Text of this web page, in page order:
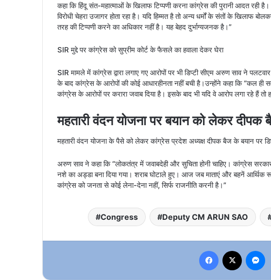
कहा कि हिंदू संत-महात्माओं के खिलाफ टिप्पणी करना कांग्रेस की पुरानी आदत रही
विरोधी चेहरा उजागर होता रहा है। यदि हिम्मत है तो अन्य धर्मों के संतों के खिलाफ
तरह की टिप्पणी करने का अधिकार नहीं है। यह बेहद दुर्भाग्यजनक है।”
SIR मुद्दे पर कांग्रेस को सुप्रीम कोर्ट के फैसले का हवाला देकर घेरा
SIR मामले में कांग्रेस द्वारा लगाए गए आरोपों पर भी डिप्टी सीएम अरुण साव ने
के बाद कांग्रेस के आरोपों की कोई आधारहीनता नहीं बची है।उन्होंने कहा कि “कल ही
कांग्रेस के आरोपों पर करारा जवाब दिया है। इसके बाद भी यदि वे आरोप लगा रहे हैं
महतारी वंदन योजना पर बयान को लेकर दीपक
महतारी वंदन योजना के पैसे को लेकर कांग्रेस प्रदेश अध्यक्ष दीपक बैज के बयान पर
अरुण साव ने कहा कि “लोकतंत्र में जवाबदेही और सुचिता होनी चाहिए। कांग्रेस
नशे का अड्डा बना दिया गया। शराब घोटाले हुए। आज जब माताएं और बहनें आर्थिक
कांग्रेस को जनता से कोई लेना-देना नहीं, सिर्फ राजनीति करनी है।”
Congress Deputy CM ARUN SAO
Facebook